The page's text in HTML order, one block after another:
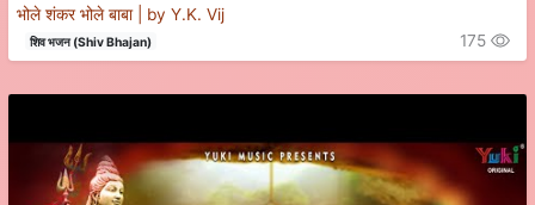
भोले शंकर भोले बाबा | by Y.K. Vij
शिव भजन (Shiv Bhajan) 175